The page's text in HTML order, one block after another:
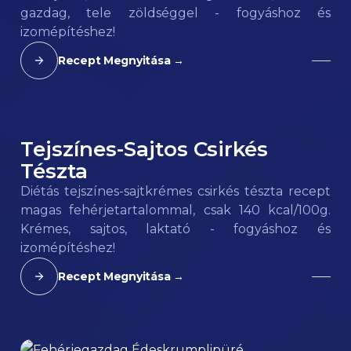
gazdag, tele zöldséggel - fogyáshoz és
izomépítéshez!
Recept Megnyitása →
140 kcal
Tejszínes-Sajtos Csirkés
Tészta
Diétás tejszínes-sajtkrémes csirkés tészta recept
magas fehérjetartalommal, csak 140 kcal/100g.
Krémes, sajtos, laktató - fogyáshoz és
izomépítéshez!
Recept Megnyitása →